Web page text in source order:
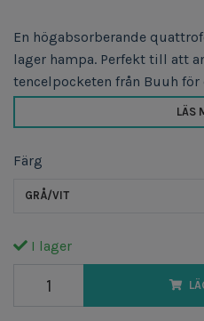
En högabsorberande
lager hampa. Perfekt till att
tencelpocketen från Buuh
LÄS
Färg
GRÅ/VIT
I lager